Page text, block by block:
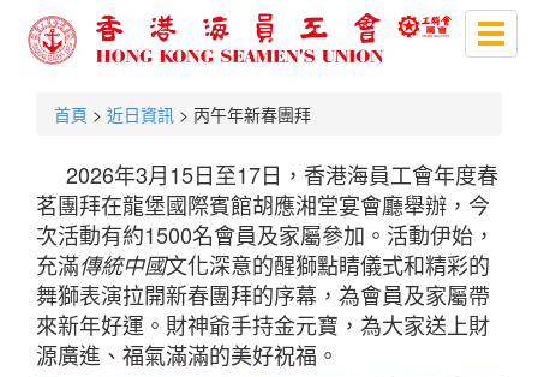
首頁 > 近日資訊 > 丙午年新春團拜
2026年3月15日至17日，香港海員工會年度春
茗團拜在龍堡國際賓館胡應湘堂宴會廳舉辦，今
次活動有約1500名會員及家屬參加。活動伊始，
充滿傳統中國文化深意的醒獅點睛儀式和精彩的
舞獅表演拉開新春團拜的序幕，為會員及家屬帶
來新年好運。財神爺手持金元寶，為大家送上財
源廣進、福氣滿滿的美好祝福。